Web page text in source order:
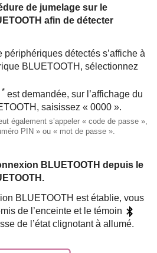
de jumelage sur le
afin de détecter
périphériques détectés s’affiche à
BLUETOOTH, sélectionnez
* est demandée, sur l’affichage du
saisissez « 0000 ».
également s’appeler « code de passe »,
PIN » ou « mot de passe ».
BLUETOOTH depuis le
BLUETOOTH est établie, vous
de l’enceinte et le témoin
de l’état clignotant à allumé.